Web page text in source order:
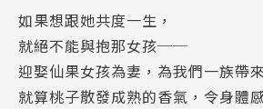
如果想跟她共度一生，
就絕不能與抱那女孩──
迎娶仙果女孩為妻，為我們一族
就算桃子散發成熟的香氣，令身體